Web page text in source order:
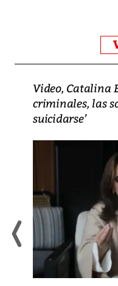
Video, Catalina
criminales, las
suicidarse’